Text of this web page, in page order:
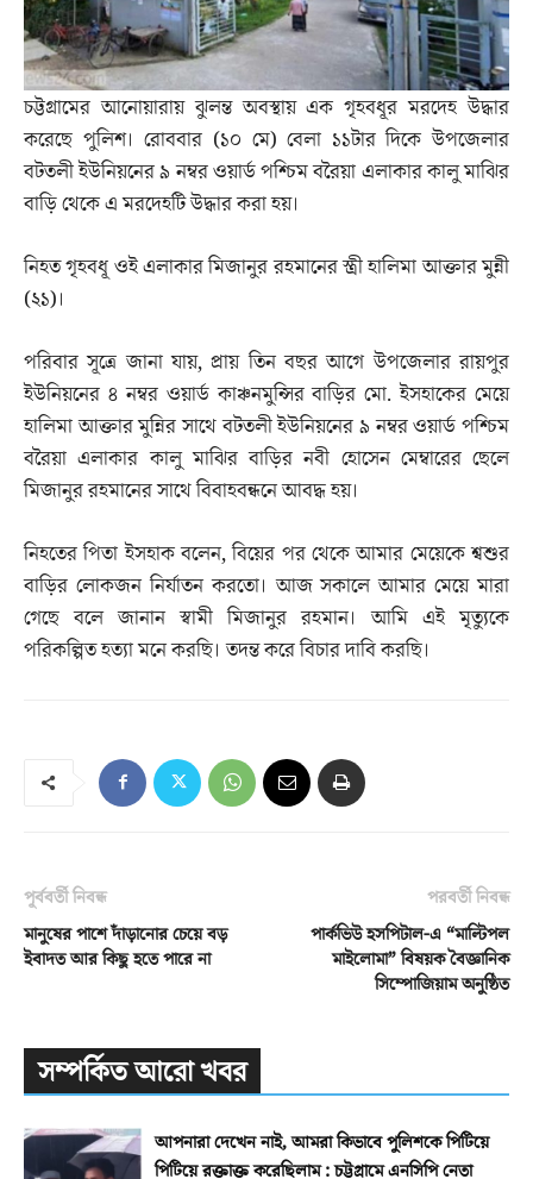
চট্টগ্রামের আনোয়ারায় ঝুলন্ত অবস্থায় এক গৃহবধূর মরদেহ উদ্ধার
করেছে পুলিশ। রোববার (১০ মে) বেলা ১১টার দিকে উপজেলার
বটতলী ইউনিয়নের ৯ নম্বর ওয়ার্ড পশ্চিম বরৈয়া এলাকার কালু মাঝির
বাড়ি থেকে এ মরদেহটি উদ্ধার করা হয়।
নিহত গৃহবধূ ওই এলাকার মিজানুর রহমানের স্ত্রী হালিমা আক্তার মুন্নী
(২১)।
পরিবার সূত্রে জানা যায়, প্রায় তিন বছর আগে উপজেলার রায়পুর
ইউনিয়নের ৪ নম্বর ওয়ার্ড কাঞ্চনমুন্সির বাড়ির মো. ইসহাকের মেয়ে
হালিমা আক্তার মুন্নির সাথে বটতলী ইউনিয়নের ৯ নম্বর ওয়ার্ড পশ্চিম
বরৈয়া এলাকার কালু মাঝির বাড়ির নবী হোসেন মেম্বারের ছেলে
মিজানুর রহমানের সাথে বিবাহবন্ধনে আবদ্ধ হয়।
নিহতের পিতা ইসহাক বলেন, বিয়ের পর থেকে আমার মেয়েকে শ্বশুর
বাড়ির লোকজন নির্যাতন করতো। আজ সকালে আমার মেয়ে মারা
গেছে বলে জানান স্বামী মিজানুর রহমান। আমি এই মৃত্যুকে
পরিকল্পিত হত্যা মনে করছি। তদন্ত করে বিচার দাবি করছি।
পূর্ববর্তী নিবন্ধ
মানুষের পাশে দাঁড়ানোর চেয়ে বড়
ইবাদত আর কিছু হতে পারে না
পরবর্তী নিবন্ধ
পার্কভিউ হসপিটাল-এ “মাল্টিপল
মাইলোমা” বিষয়ক বৈজ্ঞানিক
সিম্পোজিয়াম অনুষ্ঠিত
সম্পর্কিত আরো খবর
আপনারা দেখেন নাই, আমরা কিভাবে পুলিশকে পিটিয়ে
পিটিয়ে রক্তাক্ত করেছিলাম : চট্টগ্রামে এনসিপি নেতা